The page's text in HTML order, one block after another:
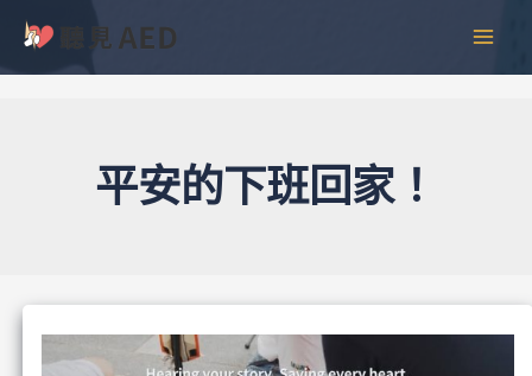
主
平安的下班回家！
彙
整